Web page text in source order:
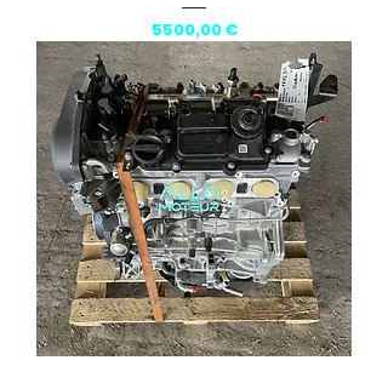
Precio
5500,00 €